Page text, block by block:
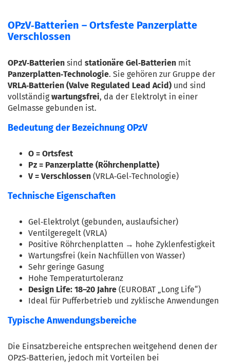
OPzV‑Batterien – Ortsfeste Panzerplatte
Verschlossen
OPzV‑Batterien sind stationäre Gel‑Batterien
Panzerplatten‑Technologie
VRLA‑Batterien (Valve Regulated Lead Acid) und sind
vollständig wartungsfrei, da der Elektrolyt in einer
Gelmasse gebunden ist.
Bedeutung der Bezeichnung OPzV
O = Ortsfest
Pz = Panzerplatte (Röhrchenplatte)
V = Verschlossen (VRLA‑Gel‑Technologie)
Technische Eigenschaften
Gel‑Elektrolyt (gebunden, auslaufsicher)
Ventilgeregelt (VRLA)
Positive Röhrchenplatten → hohe Zyklenfestigkeit
Wartungsfrei (kein Nachfüllen von Wasser)
Sehr geringe Gasung
Hohe Temperaturtoleranz
Design Life: 18–20 Jahre (EUROBAT „Long Life“)
Ideal für Pufferbetrieb und zyklische Anwendungen
Typische Anwendungsbereiche
Die Einsatzbereiche entsprechen weitgehend denen der
OPzS‑Batterien, jedoch mit Vorteilen bei